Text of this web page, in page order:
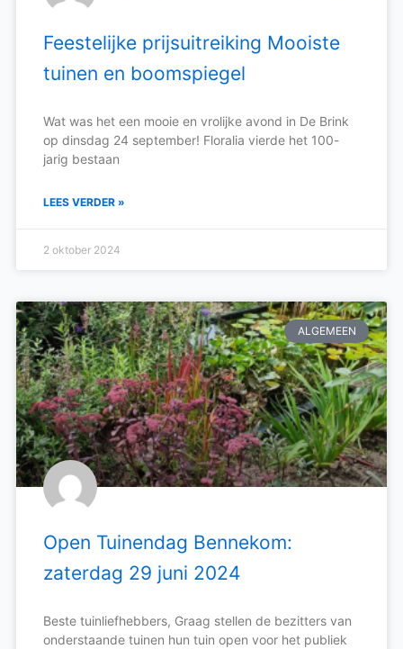
Feestelijke prijsuitreiking Mooiste
tuinen en boomspiegel
Wat was het een mooie en vrolijke avond in De Brink
op dinsdag 24 september! Floralia vierde het 100-
jarig bestaan
LEES VERDER »
2 oktober 2024
ALGEMEEN
Open Tuinendag Bennekom:
zaterdag 29 juni 2024
Beste tuinliefhebbers, Graag stellen de bezitters van
onderstaande tuinen hun tuin open voor het publiek